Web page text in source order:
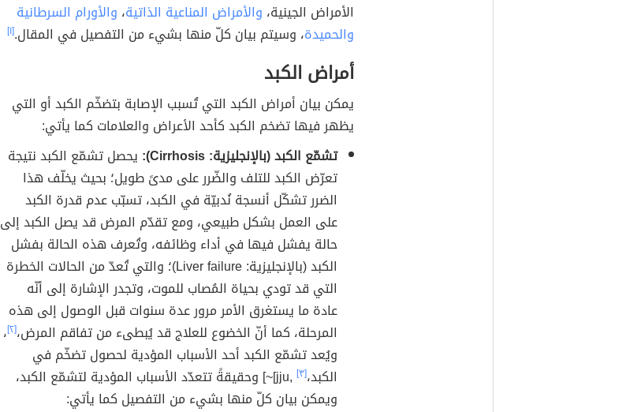
الأمراض الجينية، والأمراض المناعية الذاتية، والأورام السرطانية
والحميدة، وسيتم بيان كلّ منها بشيء من التفصيل في المقال.[١]
أمراض الكبد
يمكن بيان أمراض الكبد التي تُسبب الإصابة بتضخّم الكبد أو التي
يظهر فيها تضخم الكبد كأحد الأعراض والعلامات كما يأتي:
تشمّع الكبد (بالإنجليزية: Cirrhosis):
يحصل تشمّع الكبد نتيجة
تعرّض الكبد للتلف والضّرر على مدىً طويل؛ بحيث يخلّف هذا
الضرر تشكّل أنسجة نُدبيّة في الكبد، تسبّب عدم قدرة الكبد
على العمل بشكل طبيعي، ومع تقدّم المرض قد يصل الكبد إلى
حالة يفشل فيها في أداء وظائفه، وتُعرف هذه الحالة بفشل
الكبد (بالإنجليزية: Liver failure)؛ والتي تُعدّ من الحالات الخطرة
التي قد تودي بحياة المُصاب للموت، وتجدر الإشارة إلى أنّه
عادة ما يستغرق الأمر مرور عدة سنوات قبل الوصول إلى هذه
المرحلة، كما أنّ الخضوع للعلاج قد يُبطىء من تفاقم المرض،[٢] ،
ويُعد تشمّع الكبد أحد الأسباب المؤدية لحصول تضخّم في
الكبد،[٣]
,jju]~] وحقيقةً تتعدّد الأسباب المؤدية لتشمّع الكبد،
ويمكن بيان كلّ منها بشيء من التفصيل كما يأتي: